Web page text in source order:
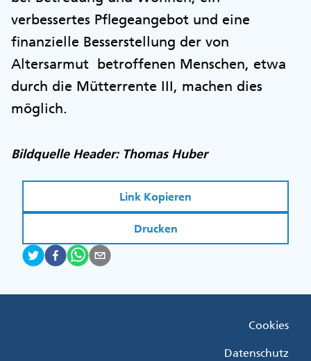
verbessertes Pflegeangebot und eine
finanzielle Besserstellung der von
Altersarmut betroffenen Menschen, etwa
durch die Mütterrente III, machen dies
möglich.
Bildquelle Header: Thomas Huber
Link Kopieren
Drucken
Cookies
Datenschutz